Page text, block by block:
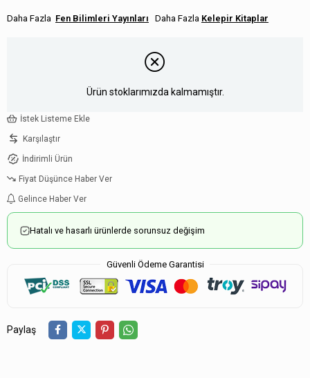
Fen Bilimleri Yayınları Kelepir Kitaplar
Ürün stoklarımızda kalmamıştır.
İstek Listeme Ekle
Karşılaştır
İndirimli Ürün
Fiyat Düşünce Haber Ver
Gelince Haber Ver
Hatalı ve hasarlı ürünlerde sorunsuz değişim
Güvenli Ödeme Garantisi
Paylaş